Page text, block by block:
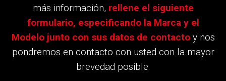
más información, rellene el siguiente
formulario, especificando la Marca y el
Modelo junto con sus datos de contactoy nos
pondremos en contacto con usted con la mayor
brevedad posible.